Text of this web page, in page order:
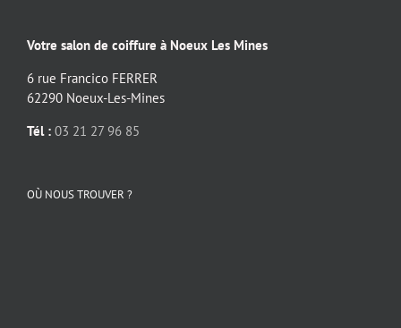
Votre salon de coiffure à Noeux Les Mines
6 rue Francico FERRER
62290 Noeux-Les-Mines
Tél : 03 21 27 96 85
OÙ NOUS TROUVER ?